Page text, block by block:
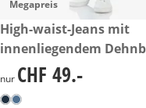
Megapreis
CHF 49.-
High-waist-Jeans mit
innenliegendem
CHF 49.-
nur CHF 49.-